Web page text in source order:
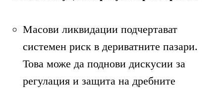
Масови ликвидации подчертават
системен риск в дериватните пазари.
Това може да поднови дискусии за
регулация и защита на дребните